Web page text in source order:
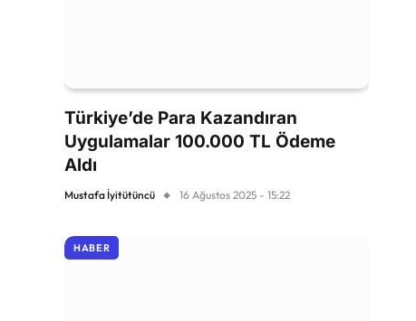
Türkiye’de Para Kazandıran
Uygulamalar 100.000 TL Ödeme
Aldı
Mustafa İyitütüncü 16 Ağustos 2025 - 15:22
HABER